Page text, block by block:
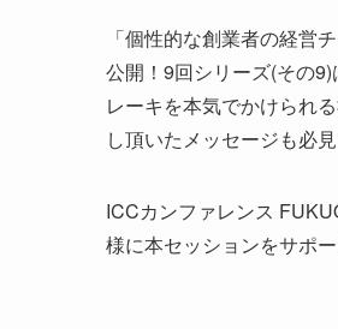
「個性的な創業者の経営
公開！9回シリーズ(その
レーキを本気でかけられ
し頂いたメッセージも必
ICCカンファレンス
様に本セッションをサポー